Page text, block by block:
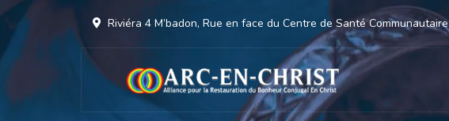
Riviéra 4 M’badon, Rue en face du Centre de Santé Communautaire